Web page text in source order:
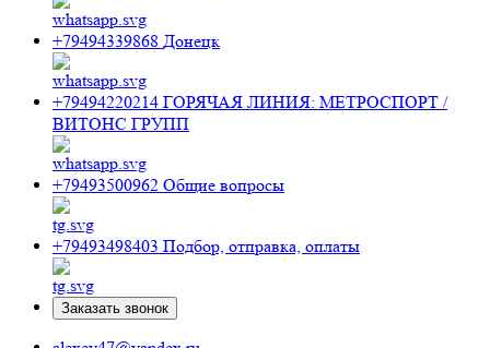
+79494339868 Донецк
+79494220214 ГОРЯЧАЯ ЛИНИЯ: МЕТРОСПОРТ /
ВИТОНС ГРУПП
+79493500962 Общие вопросы
+79493498403 Подбор, отправка, оплаты
Заказать звонок